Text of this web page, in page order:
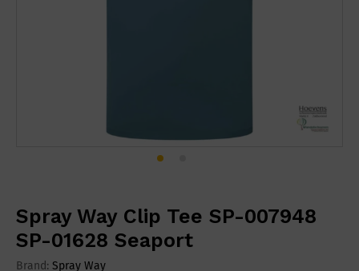
Spray Way Clip Tee SP-007948
SP-01628 Seaport
Brand: Spray Way